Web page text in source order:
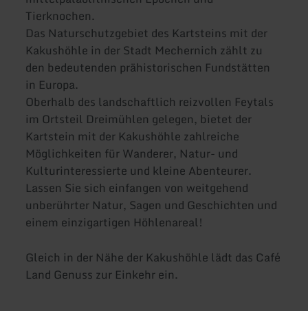
Tierknochen.
Das Naturschutzgebiet des Kartsteins mit der
Kakushöhle in der Stadt Mechernich zählt zu
den bedeutenden prähistorischen Fundstätten
in Europa.
Oberhalb des landschaftlich reizvollen Feytals
im Ortsteil Dreimühlen gelegen, bietet der
Kartstein mit der Kakushöhle zahlreiche
Möglichkeiten für Wanderer, Natur- und
Kulturinteressierte und kleine Abenteurer.
Lassen Sie sich einfangen von weitgehend
unberührter Natur, Sagen und Geschichten und
einem einzigartigen Höhlenareal!
Gleich in der Nähe der Kakushöhle lädt das Café
Land Genuss zur Einkehr ein.